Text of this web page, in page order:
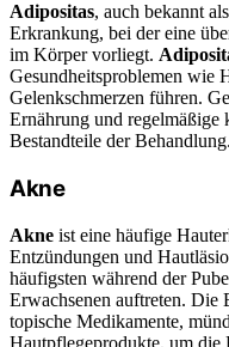
Adipositas, auch bekannt
Erkrankung, bei der eine
im Körper vorliegt.
Gesundheitsproblemen wie
Gelenkschmerzen führen.
Ernährung und
Bestandteile der Behandlung.
Akne
Akne ist eine häufige
Entzündungen und
häufigsten während der
Erwachsenen auftreten. Die
topische Medikamente,
Hautpflegeprodukte, um die